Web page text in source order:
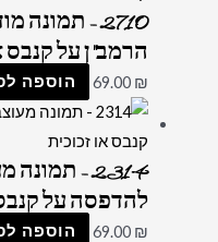
2710 –
הרמב"ן על קנבס
69.00 ₪ הוספה
2314 –
להדפסה על
69.00 ₪ הוספה